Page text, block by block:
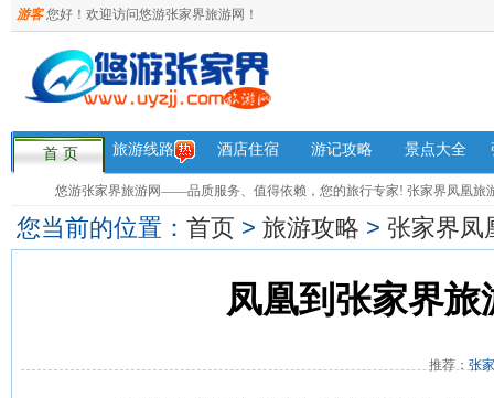
游客您好！欢迎访问悠游张家界旅游网！
首 页
悠游张家界旅游网——品质服务、值得依赖，您的旅行专家! 张家界凤凰旅
旅游线路 酒店住宿 游记攻略 景点大全
您当前的位置： 首页 > 旅游攻略 > 张家界凤
凤凰到张家界旅
推荐： 张